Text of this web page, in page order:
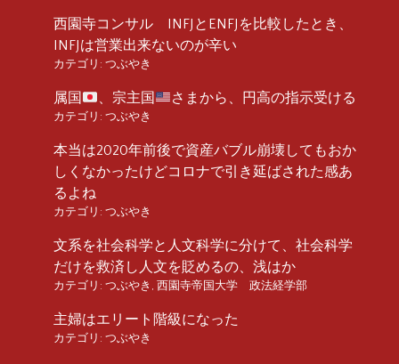
西園寺コンサル INFJとENFJを比較したとき、
INFJは営業出来ないのが辛い
カテゴリ: つぶやき
属国 、宗主国 さまから、円高の指示受ける
カテゴリ: つぶやき
本当は2020年前後で資産バブル崩壊してもおか
しくなかったけどコロナで引き延ばされた感あ
るよね
カテゴリ: つぶやき
文系を社会科学と人文科学に分けて、社会科学
だけを救済し人文を貶めるの、浅はか
カテゴリ: つぶやき , 西園寺帝国大学 政法経学部
主婦はエリート階級になった
カテゴリ: つぶやき